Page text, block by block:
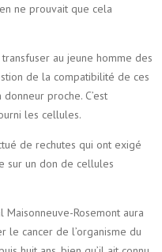
ne prouvait que cela
au jeune homme des
de la compatibilité de ces
proche. C’est
les cellules.
de rechutes qui ont exigé
sur un don de cellules
Maisonneuve-Rosemont aura
le cancer de l’organisme du